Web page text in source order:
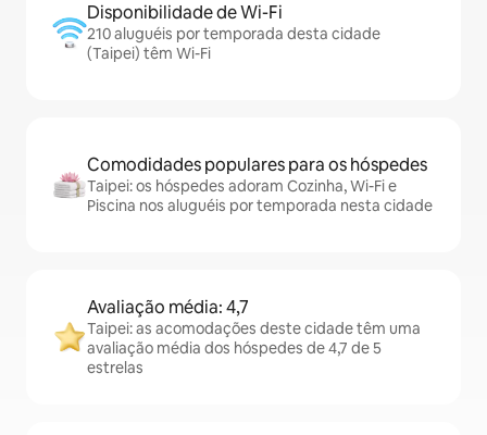
Disponibilidade de Wi-Fi
210 aluguéis por temporada desta cidade
(Taipei) têm Wi-Fi
Comodidades populares para os hóspedes
Taipei: os hóspedes adoram Cozinha, Wi-Fi e
Piscina nos aluguéis por temporada nesta cidade
Avaliação média: 4,7
Taipei: as acomodações deste cidade têm uma
avaliação média dos hóspedes de 4,7 de 5
estrelas